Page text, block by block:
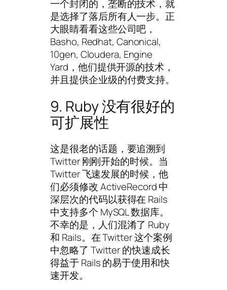
一个封闭的，垄断的技术，就
是选择了落后所有人一步。正
大眼睛看看这些公司吧，
Basho, Redhat, Canonical,
10gen, Cloudera, Engine
Yard，他们提供开源的技术，
并且提供企业级的付费支持。
9. Ruby 没有很好的
可扩展性
这是很老的话题，要追溯到
Twitter 刚刚开始的时候。当
Twitter 飞速发展的时候，他
们必须修改 ActiveRecord 中
深层次的代码以获得在 Rails
中支持多个 MySQL 数据库。
不幸的是，人们混淆了 Ruby
和 Rails。在 Twitter 这个案例
中忽略了 Twitter 的快速成长
得益于 Rails 的易于使用和快
速开发。